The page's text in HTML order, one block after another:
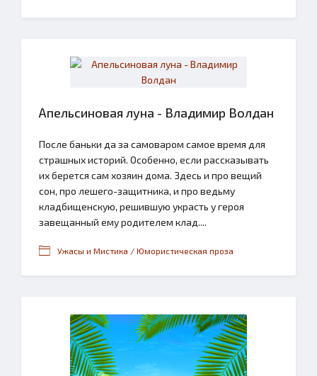
Апельсиновая луна - Владимир Волдан
После баньки да за самоваром самое время для
страшных историй. Особенно, если рассказывать
их берется сам хозяин дома. Здесь и про вещий
сон, про лешего-защитника, и про ведьму
кладбищенскую, решившую украсть у героя
завещанный ему родителем клад....
Ужасы и Мистика / Юмористическая проза